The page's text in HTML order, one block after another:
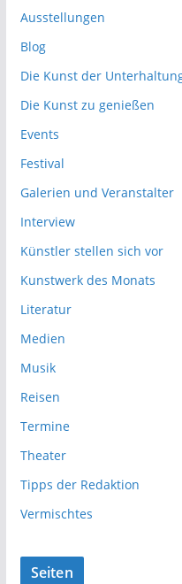
Ausstellungen
Blog
Die Kunst der
Die Kunst zu genießen
Events
Festival
Galerien und Veranstalter
Interview
Künstler stellen sich vor
Kunstwerk des Monats
Literatur
Medien
Musik
Reisen
Termine
Theater
Tipps der Redaktion
Vermischtes
Seiten